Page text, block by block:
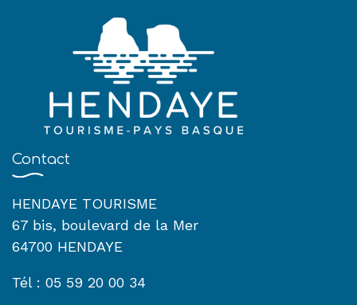
Contact
HENDAYE TOURISME
67 bis, boulevard de la Mer
64700 HENDAYE
Tél : 05 59 20 00 34